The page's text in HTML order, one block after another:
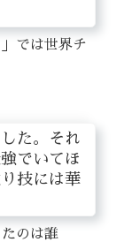
では世界チ
た。それ
でいてほ
技には華
のは誰